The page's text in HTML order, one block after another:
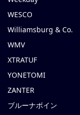
WESCO
Williamsburg & Co.
WMV
XTRATUF
YONETOMI
ZANTER
ブルーナボイン